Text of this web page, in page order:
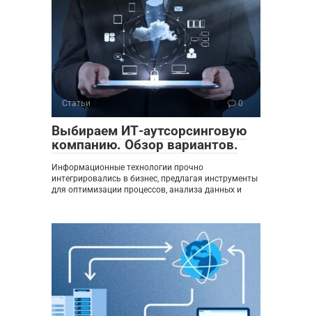
Статьи 0
Выбираем ИТ-аутсорсинговую
компанию. Обзор вариантов.
Информационные технологии прочно
интегрировались в бизнес, предлагая инструменты
для оптимизации процессов, анализа данных и